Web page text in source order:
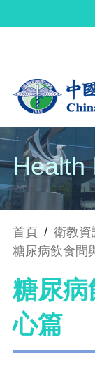
Health
首頁 / 衛教資
糖尿病飲食問
糖尿病
心篇